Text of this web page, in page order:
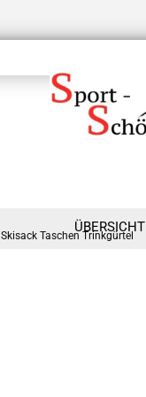
ÜBERSICHT
Skisack Taschen Trinkgürtel